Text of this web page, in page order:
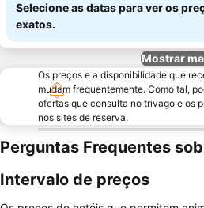
Selecione as datas para ver os
exatos.
Mostrar
Os preços e a disponibilidade que
mudam frequentemente. Como tal,
ofertas que consulta no trivago e os
nos sites de reserva.
Perguntas Frequentes
Intervalo de preços